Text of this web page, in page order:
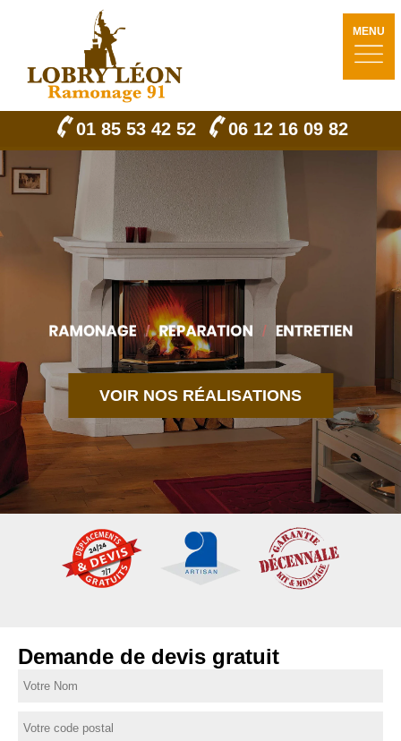
MENU
01 85 53 42 52 06 12 16 09 82
VOIR NOS RÉALISATIONS
Demande de devis gratuit